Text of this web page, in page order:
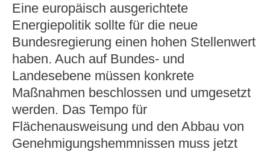
Eine europäisch ausgerichtete
Energiepolitik sollte für die neue
Bundesregierung einen hohen Stellenwert
haben. Auch auf Bundes- und
Landesebene müssen konkrete
Maßnahmen beschlossen und umgesetzt
werden. Das Tempo für
Flächenausweisung und den Abbau von
Genehmigungshemmnissen muss jetzt